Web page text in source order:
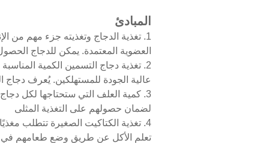
المبادئ
1. تغذية الدجاج وتغذيته جزء مهم من
العضوية المعتمدة. يمكن للدجاج
2. تغذية دجاج التسمين الكمية
عالية الجودة للمستهلكين. يُعرف دجاج
3. كمية العلف التي ستحتاجها لكل
لضمان حصولهم على التغذية المثلى
4. تغذية الكتاكيت الصغيرة تتطلب
تعلم الأكل عن طريق وضع طعامهم في